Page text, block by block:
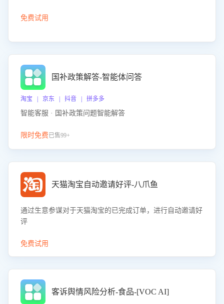
免费试用
国补政策解答-智能体问答
淘宝 | 京东 | 抖音 | 拼多多
智能客服 · 国补政策问题智能解答
限时免费已售99+
天猫淘宝自动邀请好评-八爪鱼
通过生意参谋对于天猫淘宝的已完成订单，进行自动邀请好
评
免费试用
客诉舆情风险分析-食品-[VOC AI]